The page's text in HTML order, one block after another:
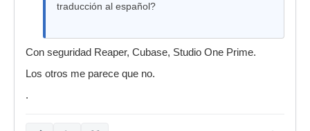
traducción al español?
Con seguridad Reaper, Cubase, Studio One Prime.
Los otros me parece que no.
.